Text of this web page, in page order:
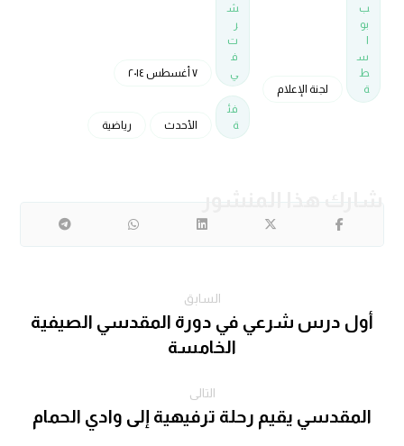
ب
بو
ا
س
ط
ة
لجنة الإعلام
ش
ر
ت
ف
ي
٧ أغسطس ٢٠١٤
فئ
ة
الأحدث رياضية
السابق
أول درس شرعي في دورة المقدسي الصيفية
الخامسة
التالى
المقدسي يقيم رحلة ترفيهية إلى وادي الحمام